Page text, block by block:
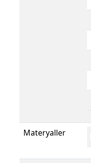
Materyaller